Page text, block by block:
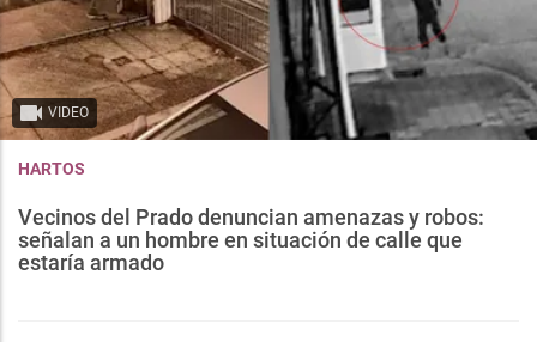
VIDEO
HARTOS
Vecinos del Prado denuncian amenazas y robos:
señalan a un hombre en situación de calle que
estaría armado